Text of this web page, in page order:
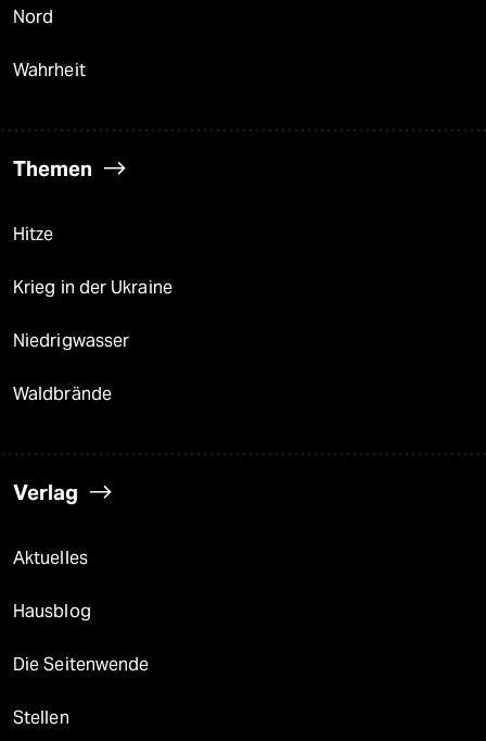
Nord
Wahrheit
Themen
Hitze
Krieg in der Ukraine
Niedrigwasser
Waldbrände
Verlag
Aktuelles
Hausblog
Die Seitenwende
Stellen